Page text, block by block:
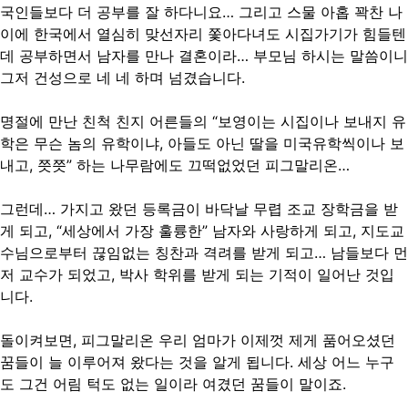
국인들보다 더 공부를 잘 하다니요… 그리고 스물 아홉 꽉찬 나
이에 한국에서 열심히 맞선자리 쫓아다녀도 시집가기가 힘들텐
데 공부하면서 남자를 만나 결혼이라… 부모님 하시는 말씀이니
그저 건성으로 네 네 하며 넘겼습니다.
명절에 만난 친척 친지 어른들의 “보영이는 시집이나 보내지 유
학은 무슨 놈의 유학이냐, 아들도 아닌 딸을 미국유학씩이나 보
내고, 쯧쯧” 하는 나무람에도 끄떡없었던 피그말리온…
그런데… 가지고 왔던 등록금이 바닥날 무렵 조교 장학금을 받
게 되고, “세상에서 가장 훌륭한” 남자와 사랑하게 되고, 지도교
수님으로부터 끊임없는 칭찬과 격려를 받게 되고… 남들보다 먼
저 교수가 되었고, 박사 학위를 받게 되는 기적이 일어난 것입
니다.
돌이켜보면, 피그말리온 우리 엄마가 이제껏 제게 품어오셨던
꿈들이 늘 이루어져 왔다는 것을 알게 됩니다. 세상 어느 누구
도 그건 어림 턱도 없는 일이라 여겼던 꿈들이 말이죠.